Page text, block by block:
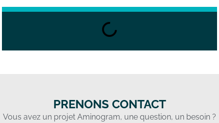
PRENONS CONTACT
Vous avez un projet Aminogram, une question, un besoin ?